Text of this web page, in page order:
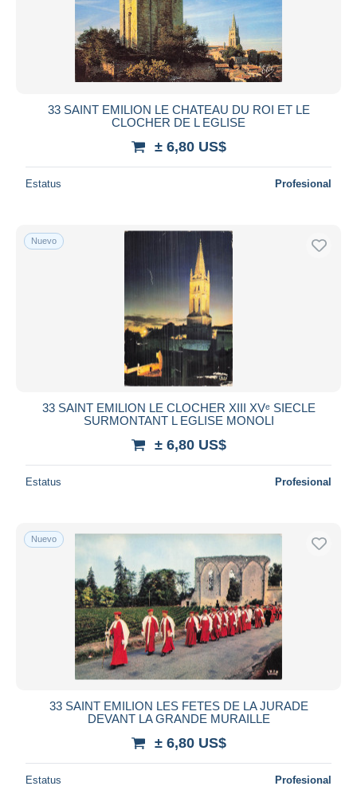
33 SAINT EMILION LE CHATEAU DU ROI ET LE
CLOCHER DE L EGLISE
± 6,80 US$
Estatus Profesional
Nuevo
33 SAINT EMILION LE CLOCHER XIII XVᵉ SIECLE
SURMONTANT L EGLISE MONOLI
± 6,80 US$
Estatus Profesional
Nuevo
33 SAINT EMILION LES FETES DE LA JURADE
DEVANT LA GRANDE MURAILLE
± 6,80 US$
Estatus Profesional